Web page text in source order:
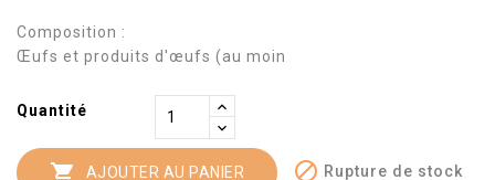
Composition :
Œufs et produits d'œufs (au moin
Quantité
 AJOUTER AU PANIER  Rupture de stock